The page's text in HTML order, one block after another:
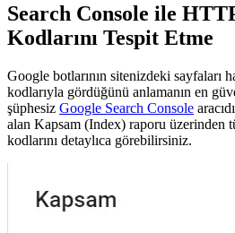
Search Console ile
Kodlarını Tespit Etme
Google botlarının sitenizdeki sayfaları
kodlarıyla gördüğünü anlamanın en
şüphesiz Google Search Console
alan Kapsam (Index) raporu üzerinden
kodlarını detaylıca görebilirsiniz.